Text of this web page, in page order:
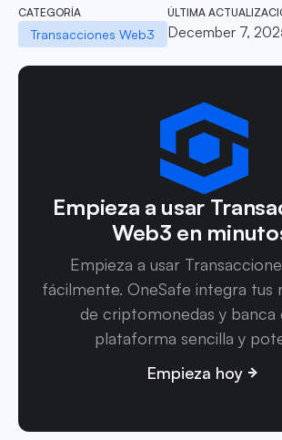
CATEGORÍA
Transacciones Web3
ÚLTIMA
December 7,
Empieza a usar
Web3 en
Empieza a usar
fácilmente. OneSafe integra tus
de criptomonedas y banca
plataforma sencilla y
Empieza hoy